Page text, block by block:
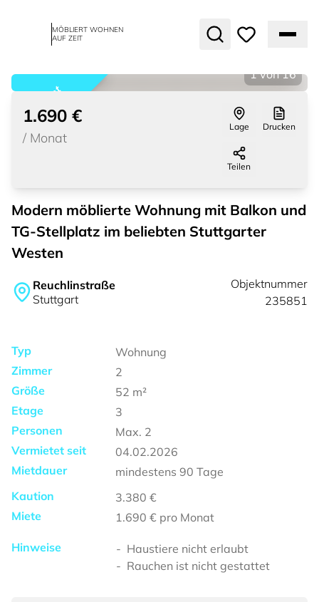
MÖBLIERT WOHNEN
AUF ZEIT
vermietet
1 von 16
1.690 €
/ Monat
Lage Drucken
Teilen
Modern möblierte Wohnung mit Balkon und
TG-Stellplatz im beliebten Stuttgarter
Westen
Reuchlinstraße
Stuttgart
Objektnummer
235851
Typ
Wohnung
Zimmer
2
Größe
52 m²
Etage
3
Personen
Max. 2
Vermietet seit
04.02.2026
Mietdauer
mindestens 90 Tage
Kaution
3.380 €
Miete
1.690 € pro Monat
Hinweise
Haustiere nicht erlaubt
Rauchen ist nicht gestattet